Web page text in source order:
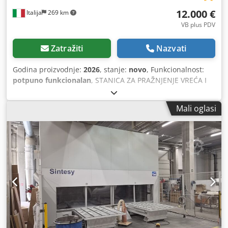
Italija 269 km 12.000 €
VB plus PDV
Zatražiti Nazvati
Godina proizvodnje: 2026, stanje: novo, Funkcionalnost:
potpuno funkcionalan, STANICA ZA PRAŽNJENJE VREĆA I
BIG BAG VREĆA Industrijski sustav dizajniran za sigurno i
učinkovito pražnjenje vreća i Big Bagova koji sadrže rasute
materijale i praške. Glavne značajke - Robusna čelična
konstrukcija - Podesivi sustav usisa materijala - 4
pneumatska cilindra za potpuno pražnjenje vreće -
Sigurnosna vrata za pristup pri otvaranju i rukovanju
vrećama - Integrirani prihvatni lijevak - Pogodno za praške,
granulate i rasute materijale - Jednostavno održavanje i
čišćenje Primjena Namijenjeno za: - prehrambenu
industriju - kemijsku industriju - industriju plastike -
farmaceutsku industriju - industriju stočne hrane i hrane
za kućne ljubimce - rukovanje praškastim i rasutim
materijalima Približne dimenzije Dedpfxoy Ubu Ss Apcock
Mali oglasi